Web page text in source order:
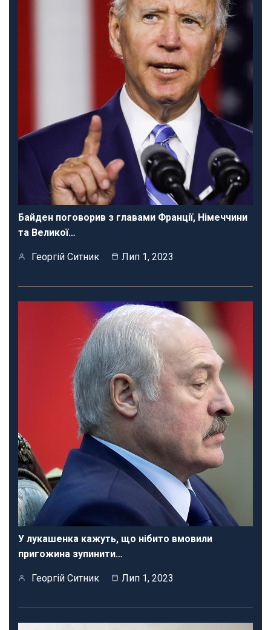
Байден поговорив з главами Франції, Німеччини
та Великої…
Георгій Ситник Лип 1, 2023
У лукашенка кажуть, що нібито вмовили
пригожина зупинити…
Георгій Ситник Лип 1, 2023